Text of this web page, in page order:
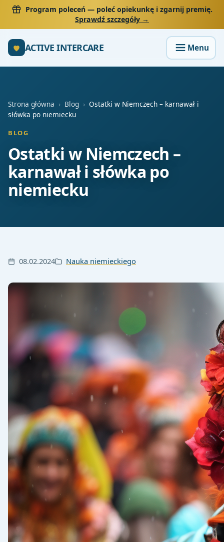
Program poleceń— poleć opiekunkę i zgarnij premię.
Sprawdź szczegóły →
ACTIVE INTERCARE
Strona główna › Blog › Ostatki w Niemczech – karnawał i
słówka po niemiecku
BLOG
Ostatki w Niemczech –
karnawał i słówka po
niemiecku
08.02.2024 Nauka niemieckiego